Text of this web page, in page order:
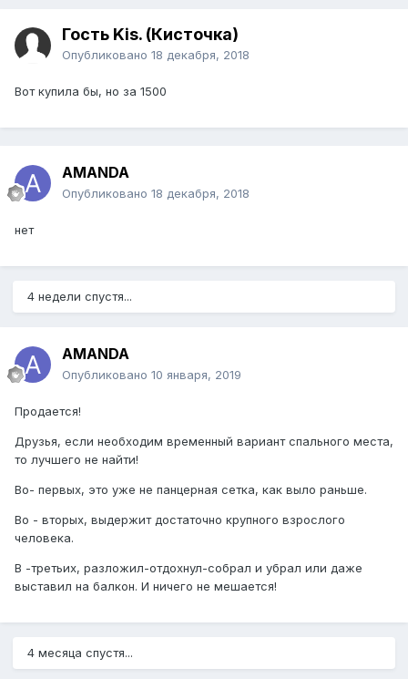
Гость Kis. (Кисточка)
Опубликовано 18 декабря, 2018
Вот купила бы, но за 1500
AMANDA
Опубликовано 18 декабря, 2018
нет
4 недели спустя...
AMANDA
Опубликовано 10 января, 2019
Продается!
Друзья, если необходим временный вариант спального места,
то лучшего не найти!
Во- первых, это уже не панцерная сетка, как выло раньше.
Во - вторых, выдержит достаточно крупного взрослого
человека.
В -третьих, разложил-отдохнул-собрал и убрал или даже
выставил на балкон. И ничего не мешается!
4 месяца спустя...